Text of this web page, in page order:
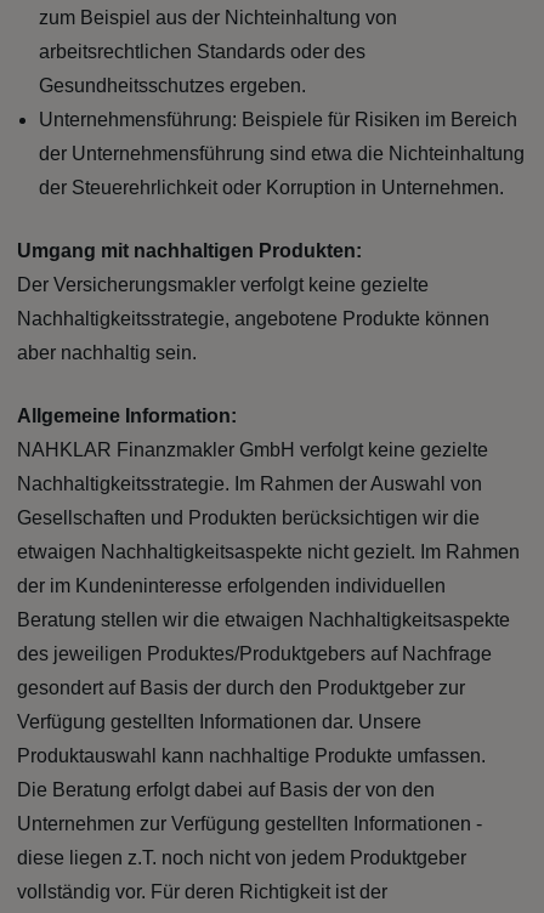
zum Beispiel aus der Nichteinhaltung von
arbeitsrechtlichen Standards oder des
Gesundheitsschutzes ergeben.
Unternehmensführung: Beispiele für Risiken im Bereich
der Unternehmensführung sind etwa die Nichteinhaltung
der Steuerehrlichkeit oder Korruption in Unternehmen.
Umgang mit nachhaltigen Produkten:
Der Versicherungsmakler verfolgt keine gezielte
Nachhaltigkeitsstrategie, angebotene Produkte können
aber nachhaltig sein.
Allgemeine Information:
NAHKLAR Finanzmakler GmbH verfolgt keine gezielte
Nachhaltigkeitsstrategie. Im Rahmen der Auswahl von
Gesellschaften und Produkten berücksichtigen wir die
etwaigen Nachhaltigkeitsaspekte nicht gezielt. Im Rahmen
der im Kundeninteresse erfolgenden individuellen
Beratung stellen wir die etwaigen Nachhaltigkeitsaspekte
des jeweiligen Produktes/Produktgebers auf Nachfrage
gesondert auf Basis der durch den Produktgeber zur
Verfügung gestellten Informationen dar. Unsere
Produktauswahl kann nachhaltige Produkte umfassen.
Die Beratung erfolgt dabei auf Basis der von den
Unternehmen zur Verfügung gestellten Informationen -
diese liegen z.T. noch nicht von jedem Produktgeber
vollständig vor. Für deren Richtigkeit ist der